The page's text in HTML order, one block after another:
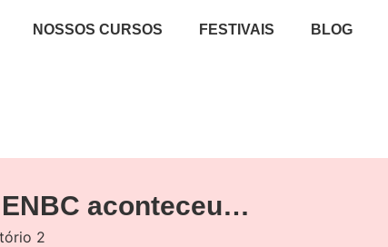
NOSSOS CURSOS FESTIVAIS BLOG
aconteceu…
2